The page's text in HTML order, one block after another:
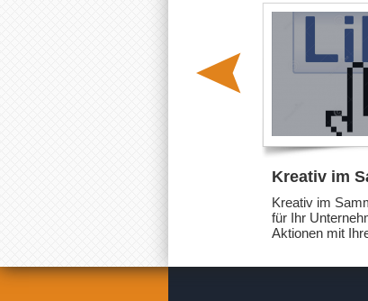
Kreativ im
Likes für Ihr
Kreativ im
für Ihr
Aktionen mit
neue Produkte